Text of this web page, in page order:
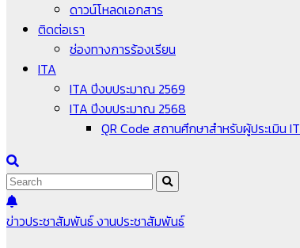
ดาวน์โหลดเอกสาร
ติดต่อเรา
ช่องทางการร้องเรียน
ITA
ITA ปีงบประมาณ 2569
ITA ปีงบประมาณ 2568
QR Code สถานศึกษาสำหรับผู้ประเมิน
ข่าวประชาสัมพันธ์งานประชาสัมพันธ์